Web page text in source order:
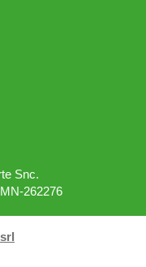
Snc.
262276